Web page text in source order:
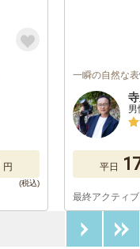
円
一瞬の自然な
平日
最終アクティ